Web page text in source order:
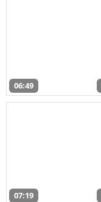
06:49
07:19